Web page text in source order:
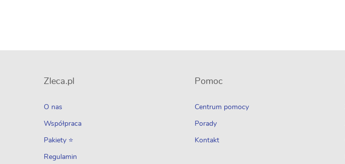
Zleca.pl
O nas
Współpraca
Pakiety ⭐
Regulamin
Pomoc
Centrum pomocy
Porady
Kontakt